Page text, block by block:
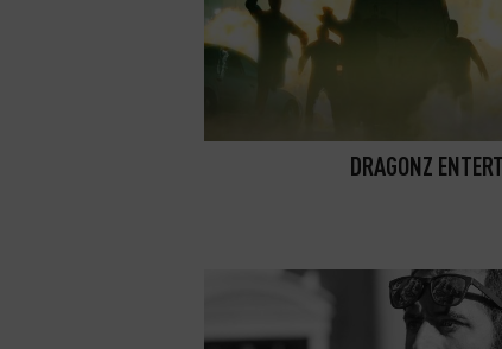
DRAGONZ